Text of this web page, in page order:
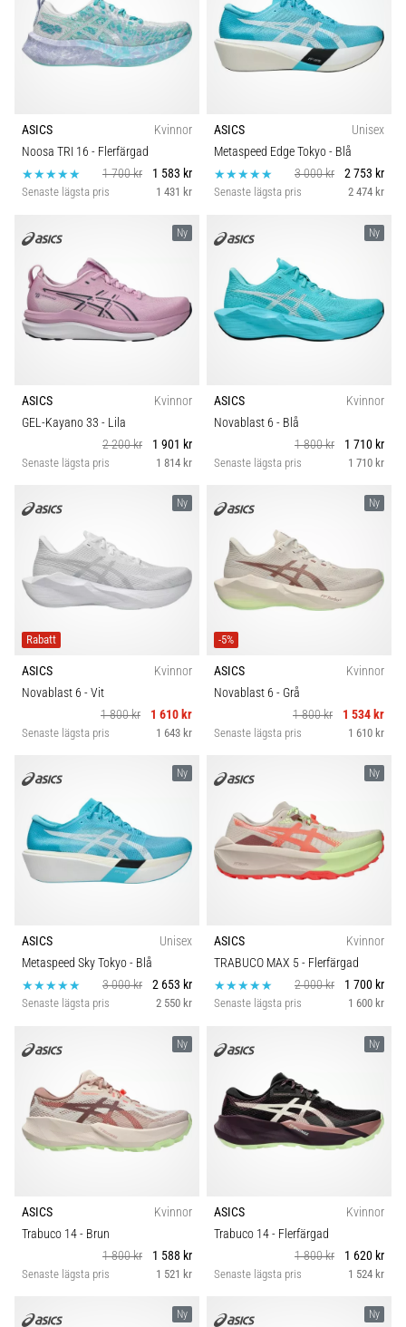
ASICS
Kvinnor
Noosa TRI 16 - Flerfärgad
1 700 kr
1 583 kr
Senaste lägsta pris 1 431 kr
ASICS
Unisex
Metaspeed Edge Tokyo- Blå
3 000 kr
2 753 kr
Senaste lägsta pris 2 474 kr
Ny
ASICS
Kvinnor
GEL-Kayano 33 - Lila
2 200 kr
1 901 kr
Senaste lägsta pris 1 814 kr
Ny
ASICS
Kvinnor
Novablast 6 - Blå
1 800 kr
1 710 kr
Senaste lägsta pris 1 710 kr
Ny
Rabatt
ASICS
Kvinnor
Novablast 6 - Vit
1 800 kr
1 610 kr
Senaste lägsta pris 1 643 kr
Ny
-5%
ASICS
Kvinnor
Novablast 6 - Grå
1 800 kr
1 534 kr
Senaste lägsta pris 1 610 kr
Ny
ASICS
Unisex
Metaspeed Sky Tokyo- Blå
3 000 kr
2 653 kr
Senaste lägsta pris 2 550 kr
Ny
ASICS
Kvinnor
TRABUCO MAX 5- Flerfärgad
2 000 kr
1 700 kr
Senaste lägsta pris 1 600 kr
Ny
ASICS
Kvinnor
Trabuco 14- Brun
1 800 kr
1 588 kr
Senaste lägsta pris 1 521 kr
Ny
ASICS
Kvinnor
Trabuco 14- Flerfärgad
1 800 kr
1 620 kr
Senaste lägsta pris 1 524 kr
Ny Ny